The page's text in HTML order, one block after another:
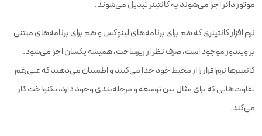
موتور داکر اجرا می‌شوند به کانتینر تبدیل می‌شوند.
نرم افزار کانتینری که هم برای برنامه‌های لینوکس و هم برای برنامه‌های مبتنی
بر ویندوز موجود است، صرف نظر از زیرساخت، همیشه یکسان اجرا می‌شود.
کانتینرها نرم‌افزار را از محیط خود جدا می‌کنند و اطمینان می‌دهند که علی‌رغم
تفاوت‌هایی که برای مثال بین توسعه و مرحله‌بندی وجود دارد، یکنواخت کار
می‌کند.